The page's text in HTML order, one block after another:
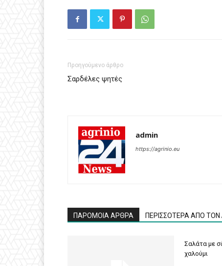
Προηγούμενο άρθρο
Σαρδέλες ψητές
admin
https://agrinio.eu
ΠΑΡΟΜΟΙΑ ΑΡΘΡΑ ΠΕΡΙΣΣΟΤΕΡΑ ΑΠΟ
Σαλάτα με
χαλούμι